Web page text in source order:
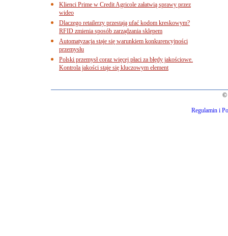
Klienci Prime w Credit Agricole załatwią sprawy przez
wideo
Dlaczego retailerzy przestają ufać kodom kreskowym?
RFID zmienia sposób zarządzania sklepem
Automatyzacja staje się warunkiem konkurencyjności
przemysłu
Polski przemysł coraz więcej płaci za błędy jakościowe.
Kontrola jakości staje się kluczowym element
©
Regulamin i